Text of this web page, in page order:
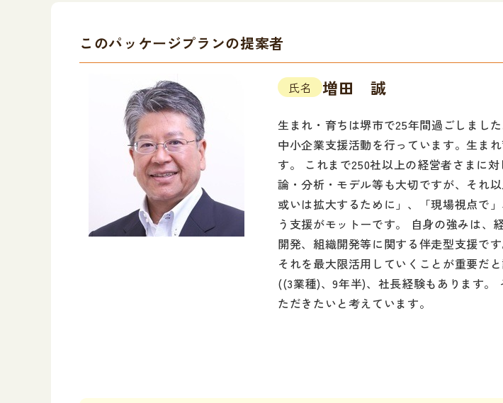
このパッケージプランの提案者
氏名 増田 誠
生まれ・育ちは堺市で25年間過ごしまし
中小企業支援活動を行っています。生ま
す。 これまで250社以上の経営者さまに
論・分析・モデル等も大切ですが、それ
或いは拡大するために」、「現場視点で
う支援がモットーです。 自身の強みは、
開発、組織開発等に関する伴走型支援で
それを最大限活用していくことが重要だ
((3業種)、9年半)、社長経験もあります
ただきたいと考えています。